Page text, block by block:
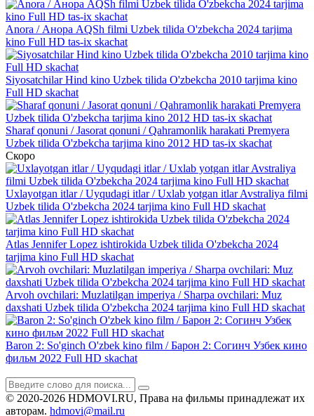
Anora / Анора AQSh filmi Uzbek tilida O'zbekcha 2024 tarjima
kino Full HD tas-ix skachat
Siyosatchilar Hind kino Uzbek tilida O'zbekcha 2010 tarjima kino
Full HD skachat
Sharaf qonuni / Jasorat qonuni / Qahramonlik harakati Premyera
Uzbek tilida O'zbekcha tarjima kino 2012 HD tas-ix skachat
Скоро
Uxlayotgan itlar / Uyqudagi itlar / Uxlab yotgan itlar Avstraliya filmi
Uzbek tilida O'zbekcha 2024 tarjima kino Full HD skachat
Atlas Jennifer Lopez ishtirokida Uzbek tilida O'zbekcha 2024
tarjima kino Full HD skachat
Arvoh ovchilari: Muzlatilgan imperiya / Sharpa ovchilari: Muz
daxshati Uzbek tilida O'zbekcha 2024 tarjima kino Full HD skachat
Baron 2: So'ginch O'zbek kino film / Барон 2: Согинч Узбек кино
фильм 2022 Full HD skachat
© 2020-2026 HDMOVI.RU, Права на фильмы принадлежат их
авторам. hdmovi@mail.ru